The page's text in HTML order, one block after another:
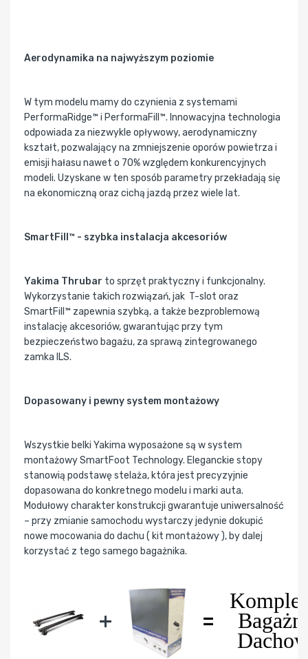
Aerodynamika na najwyższym poziomie
W tym modelu mamy do czynienia z systemami
PerformaRidge™ i PerformaFill™. Innowacyjna technologia
odpowiada za niezwykle opływowy, aerodynamiczny
kształt, pozwalający na zmniejszenie oporów powietrza i
emisji hałasu nawet o 70% względem konkurencyjnych
modeli. Uzyskane w ten sposób parametry przekładają się
na ekonomiczną oraz cichą jazdą przez wiele lat.
SmartFill™ - szybka instalacja akcesoriów
Yakima Thrubar to sprzęt praktyczny i funkcjonalny.
Wykorzystanie takich rozwiązań, jak T-slot oraz
SmartFill™ zapewnia szybką, a także bezproblemową
instalację akcesoriów, gwarantując przy tym
bezpieczeństwo bagażu, za sprawą zintegrowanego
zamka ILS.
Dopasowany i pewny system montażowy
Wszystkie belki Yakima wyposażone są w system
montażowy SmartFoot Technology. Eleganckie stopy
stanowią podstawę stelaża, która jest precyzyjnie
dopasowana do konkretnego modelu i marki auta.
Modułowy charakter konstrukcji gwarantuje uniwersalność
– przy zmianie samochodu wystarczy jedynie dokupić
nowe mocowania do dachu ( kit montażowy ), by dalej
korzystać z tego samego bagażnika.
+ =